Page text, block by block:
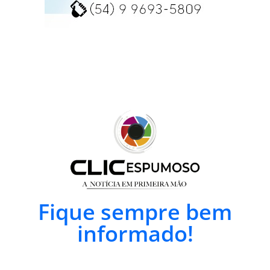
Fique sempre bem
informado!